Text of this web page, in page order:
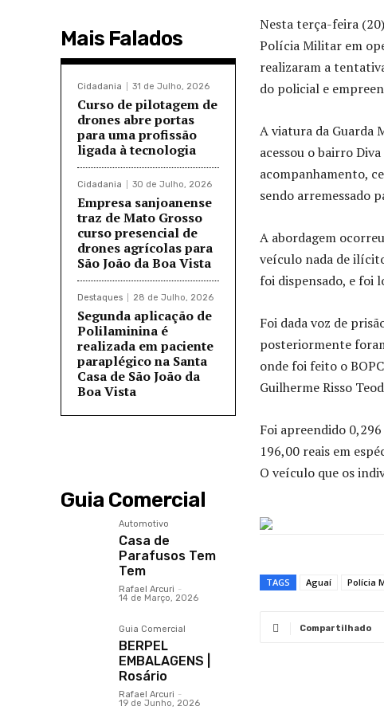
Mais Falados
Cidadania 31 de Julho, 2026
Curso de pilotagem de
drones abre portas
para uma profissão
ligada à tecnologia
Cidadania 30 de Julho, 2026
Empresa sanjoanense
traz de Mato Grosso
curso presencial de
drones agrícolas para
São João da Boa Vista
Destaques 28 de Julho, 2026
Segunda aplicação de
Polilaminina é
realizada em paciente
paraplégico na Santa
Casa de São João da
Boa Vista
Guia Comercial
Automotivo
Casa de
Parafusos Tem
Tem
Rafael Arcuri -
14 de Março, 2026
Guia Comercial
BERPEL
EMBALAGENS |
Rosário
Rafael Arcuri -
19 de Junho, 2026
Nesta terça-feira
Polícia Militar em
realizaram a
do policial e
A viatura da Guarda
acessou o bairro
acompanhamento,
sendo arremessado
A abordagem
veículo nada de
foi dispensado, e foi
Foi dada voz de
posteriormente
onde foi feito o
Guilherme Risso
Foi apreendido
196,00 reais em
O veículo que os
TAGS Aguaí Polícia
Compartilhado